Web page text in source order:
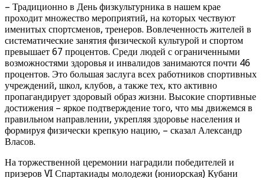
– Традиционно в День физкультурника в нашем крае
проходит множество мероприятий, на которых чествуют
именитых спортсменов, тренеров. Вовлеченность жителей в
систематические занятия физической культурой и спортом
превышает 67 процентов. Среди людей с ограниченными
возможностями здоровья и инвалидов занимаются почти 46
процентов. Это большая заслуга всех работников спортивных
учреждений, школ, клубов, а также тех, кто активно
пропагандирует здоровый образ жизни. Высокие спортивные
достижения – яркое подтверждение того, что мы движемся в
правильном направлении, укрепляя здоровье населения и
формируя физически крепкую нацию, – сказал Александр
Власов.
На торжественной церемонии наградили победителей и
призеров VI Спартакиады молодежи (юниорская) Кубани